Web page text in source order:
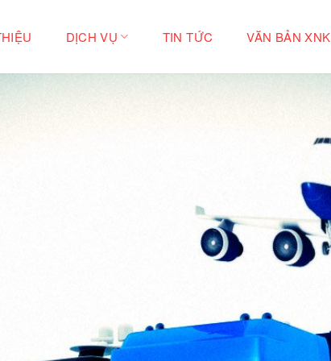
DỊCH VỤ TIN TỨC VĂN BẢN XNK